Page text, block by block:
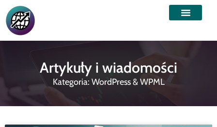
Artykuły i wiadomości
Kategoria: WordPress & WPML